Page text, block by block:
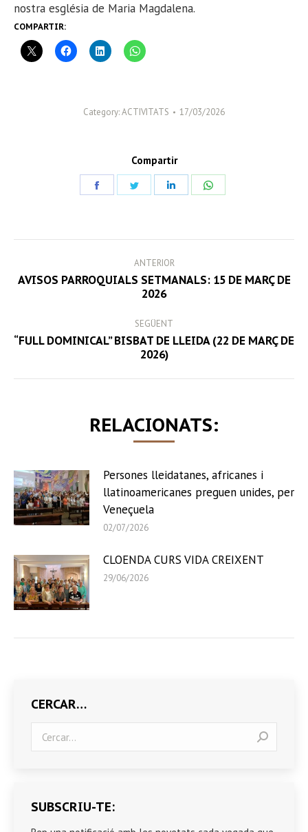
nostra església de Maria Magdalena.
COMPARTIR:
Category:ACTIVITATS 17/03/2026
Compartir
NAVIGATION
ANTERIOR
Previous
AVISOS PARROQUIALS SETMANALS: 15 DE MARÇ DE
2026
SEGÜENT
Next
post:
“FULL DOMINICAL” BISBAT DE LLEIDA (22 DE MARÇ DE
2026)
RELACIONATS:
Persones lleidatanes, africanes i
llatinoamericanes preguen unides, per
Veneçuela
02/07/2026
CLOENDA CURS VIDA CREIXENT
29/06/2026
CERCAR…
SUBSCRIU-TE: